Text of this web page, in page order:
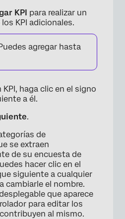
×
KPI para realizar un
KPI adicionales.
agregar hasta
KPI, haga clic en el signo
a él.
.
de
se extraen
de su encuesta de
hacer clic en el
siguiente a cualquier
cambiarle el nombre.
que aparece
para editar los
al mismo.